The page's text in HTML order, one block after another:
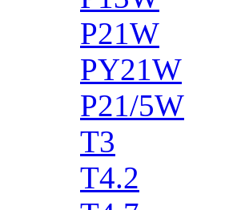
P21W
PY21W
P21/5W
T3
T4.2